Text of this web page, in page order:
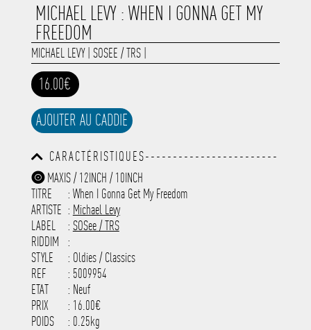
MICHAEL LEVY : WHEN I GONNA GET MY
FREEDOM
MICHAEL LEVY| SOSEE / TRS|
16.00€
AJOUTER AU CADDIE
CARACTÉRISTIQUES------------------------
-----------------------------------------
-----------------------------------------
-----------------------------------------
-----------------------------------------
---------------------
MAXIS / 12INCH / 10INCH
TITRE
: When I Gonna Get My Freedom
ARTISTE : Michael Levy
LABEL
: SOSee / TRS
RIDDIM
:
STYLE
: Oldies / Classics
REF
: 5009954
ETAT
: Neuf
PRIX
: 16.00€
POIDS
: 0.25kg